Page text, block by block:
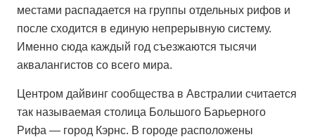
местами распадается на группы отдельных рифов и
после сходится в единую непрерывную систему.
Именно сюда каждый год съезжаются тысячи
аквалангистов со всего мира.
Центром дайвинг сообщества в Австралии считается
так называемая столица Большого Барьерного
Рифа — город Кэрнс. В городе расположены